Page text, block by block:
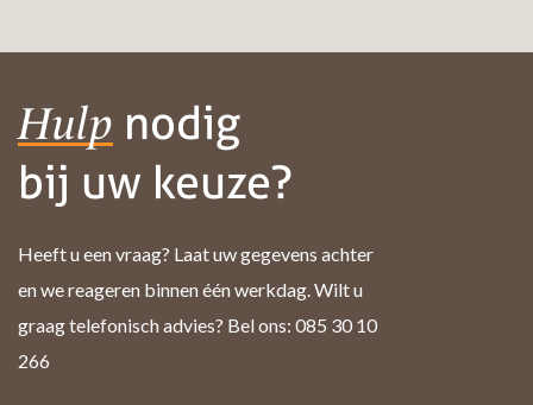
Hulp nodig
bij uw keuze?
Heeft u een vraag? Laat uw gegevens achter
en we reageren binnen één werkdag. Wilt u
graag telefonisch advies? Bel ons: 085 30 10
266